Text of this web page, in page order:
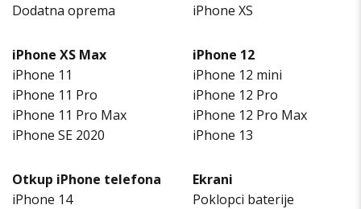
Dodatna oprema
iPhone XS
iPhone XS Max
iPhone 11
iPhone 11 Pro
iPhone 11 Pro Max
iPhone SE 2020
iPhone 12
iPhone 12 mini
iPhone 12 Pro
iPhone 12 Pro Max
iPhone 13
Otkup iPhone telefona
iPhone 14
Ekrani
Poklopci baterije